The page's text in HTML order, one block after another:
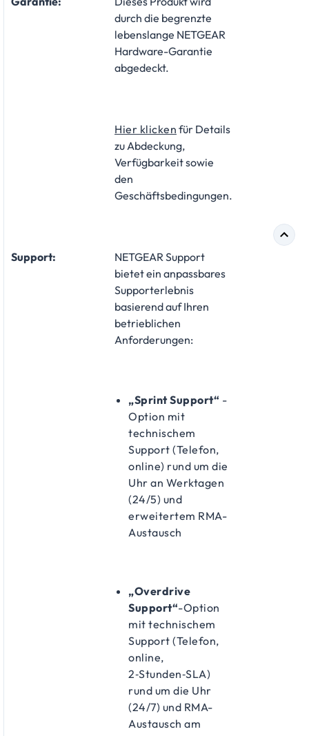
durch die begrenzte
lebenslange NETGEAR
Hardware-Garantie
abgedeckt.
Hier klicken für Details
zu Abdeckung,
Verfügbarkeit sowie
den
Geschäftsbedingungen.
Support:
NETGEAR Support
bietet ein anpassbares
Supporterlebnis
basierend auf Ihren
betrieblichen
Anforderungen:
„Sprint Support“ -
Option mit
technischem
Support (Telefon,
online) rund um die
Uhr an Werktagen
(24/5) und
erweitertem RMA-
Austausch
„Overdrive
Support“-Option
mit technischem
Support (Telefon,
online,
2‑Stunden‑SLA)
rund um die Uhr
(24/7) und RMA-
Austausch am